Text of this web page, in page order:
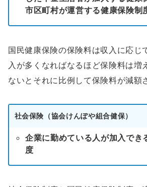
市区町村が運営する健康保険制
国民健康保険の保険料は収入に応じ
入が多くなればなるほど保険料は増
ないとそれに比例して保険料が減額
社会保険（協会けんぽや組合健保）
企業に勤めている人が加入でき
度